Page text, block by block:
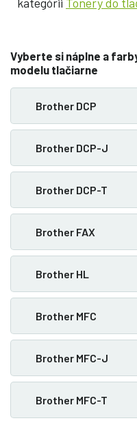
Vyberte si náplne a
modelu tlačiarne
Brother DCP
Brother DCP-J
Brother DCP-T
Brother FAX
Brother HL
Brother MFC
Brother MFC-J
Brother MFC-T